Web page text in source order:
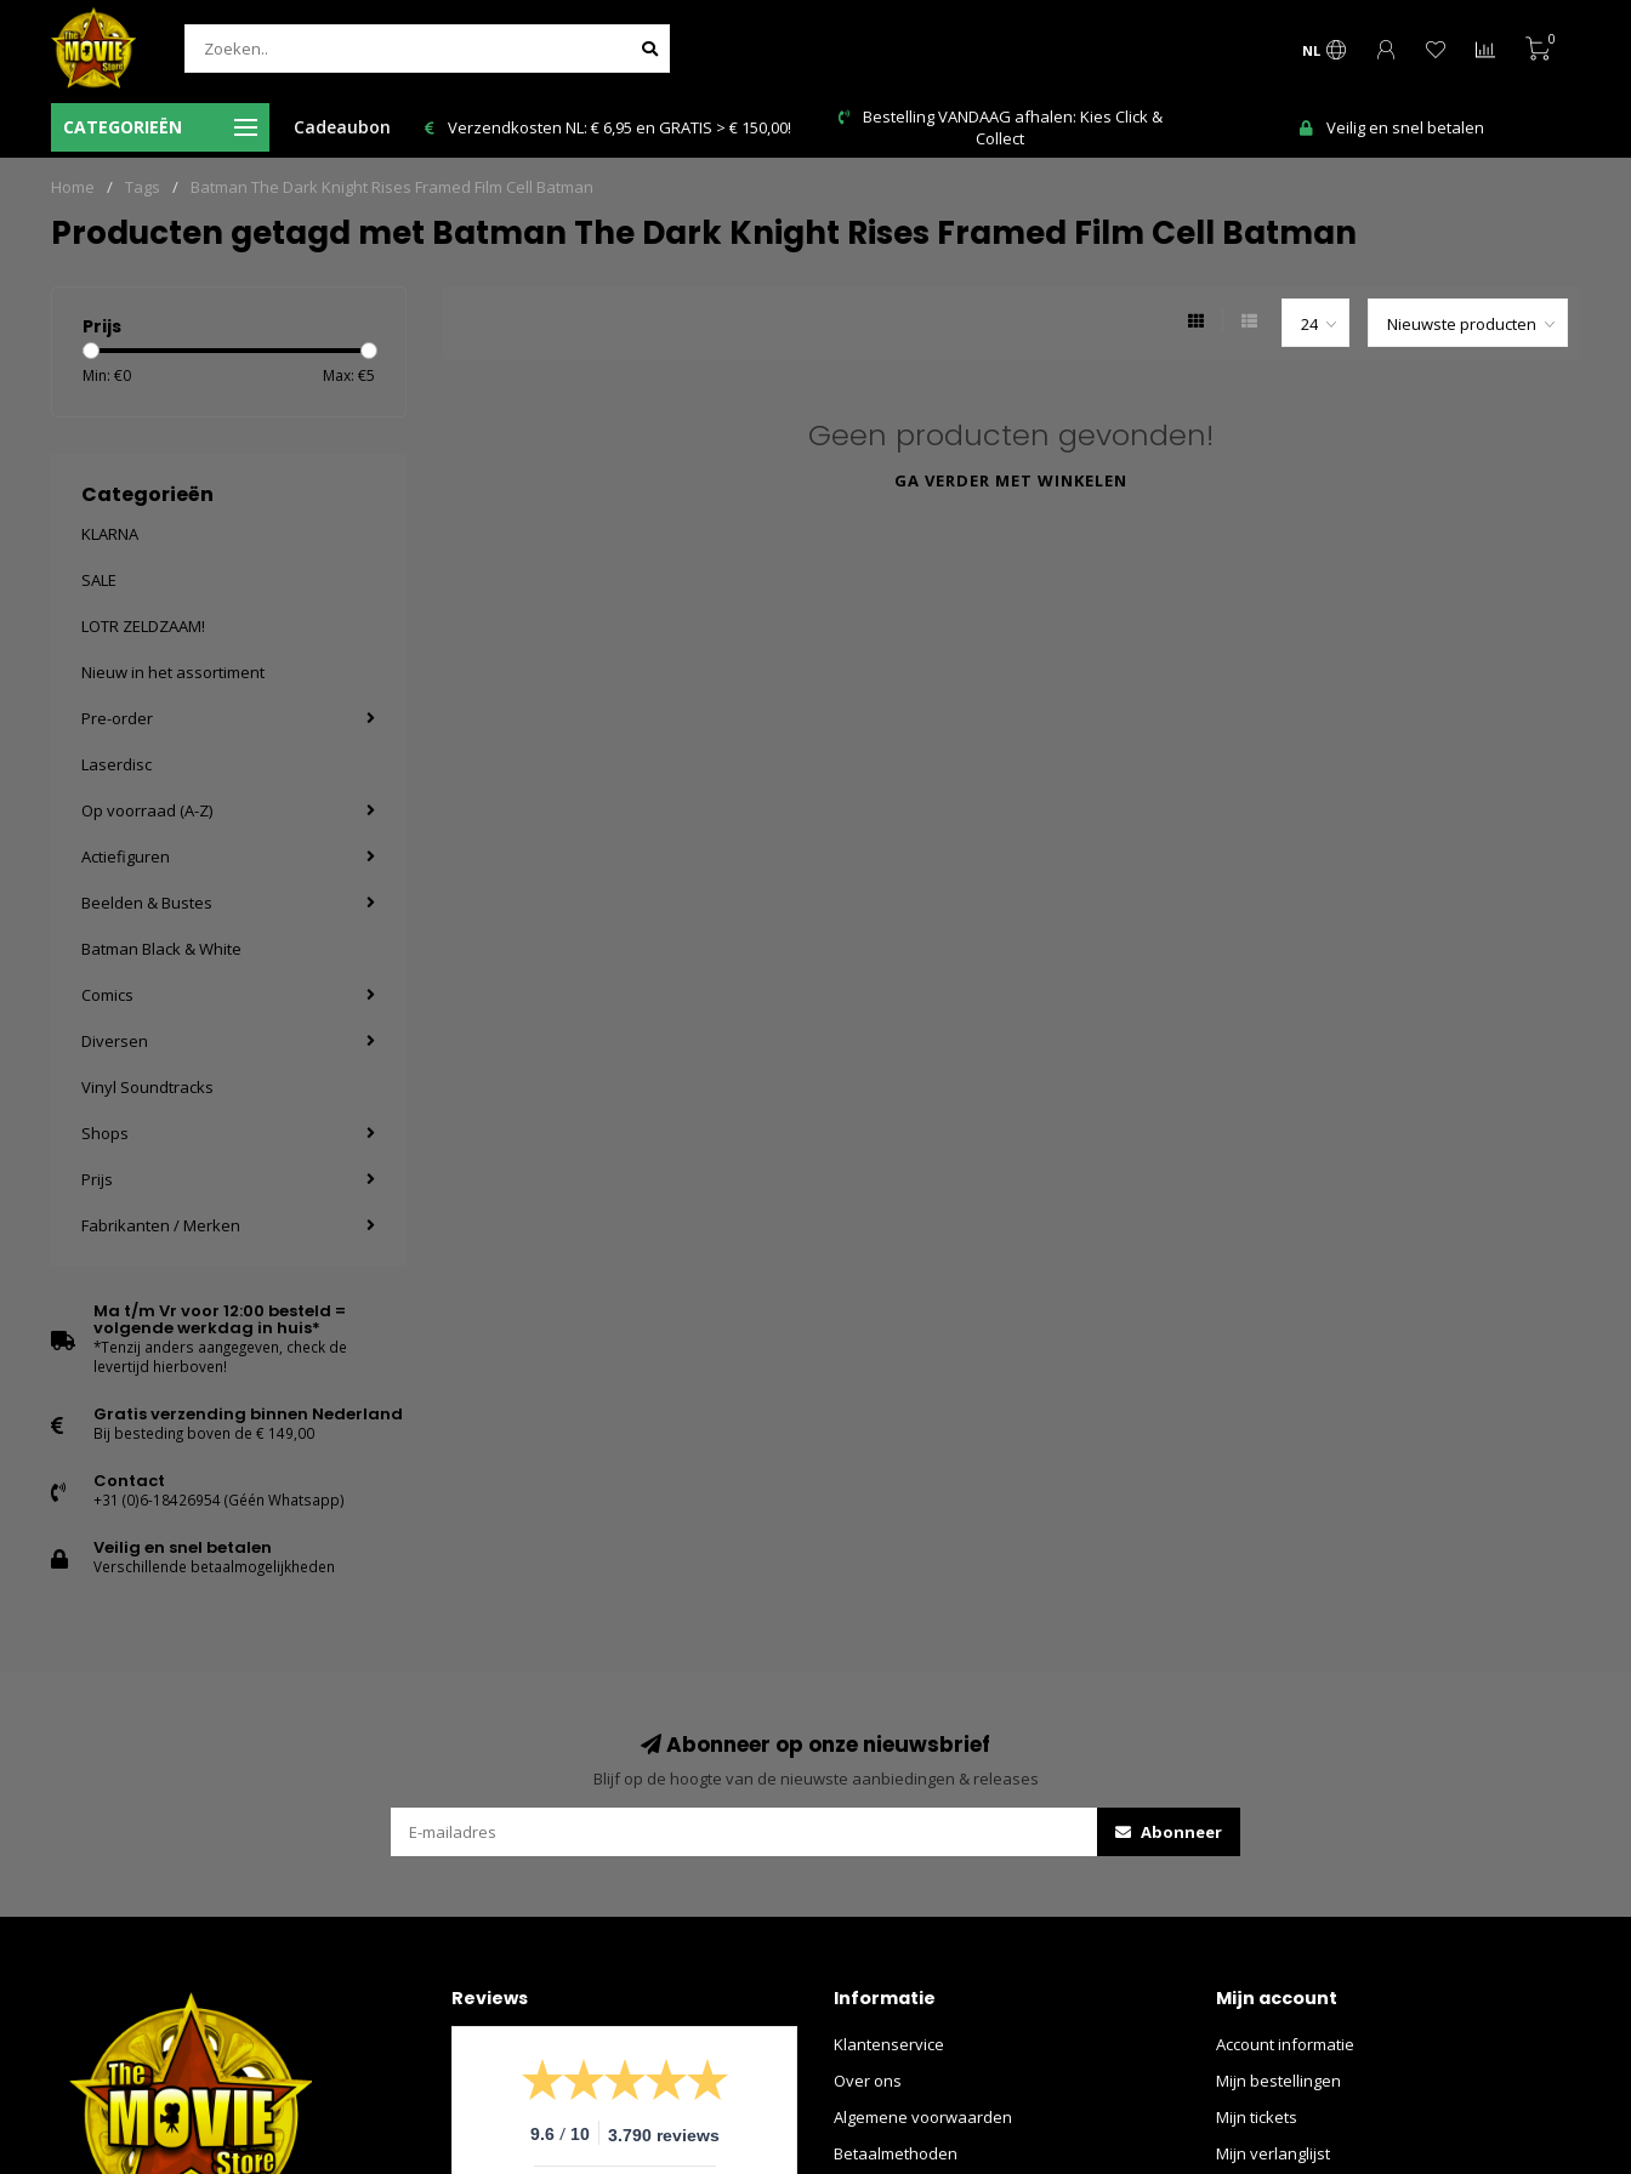
NL
0
CATEGORIEËN Cadeaubon
de volgende Verzendkosten NL: € 6,95 en GRATIS > € 150,00!
Bestelling VANDAAG afhalen: Kies Click &
Collect
Veilig en snel betalen
Ma-Vr voor 12:00 uur besteld = de
werkdag in huis!
Home / Tags / Batman The Dark Knight Rises Framed Film Cell Batman
Producten getagd met Batman The Dark Knight Rises Framed Film Cell Batman
Prijs
Min: €0 Max: €5
Categorieën
KLARNA
SALE
LOTR ZELDZAAM!
Nieuw in het assortiment
Pre-order
Laserdisc
Op voorraad (A-Z)
Actiefiguren
Beelden & Bustes
Batman Black & White
Comics
Diversen
Vinyl Soundtracks
Shops
Prijs
Fabrikanten / Merken
Ma t/m Vr voor 12:00 besteld =
volgende werkdag in huis*
*Tenzij anders aangegeven, check de
levertijd hierboven!
Gratis verzending binnen Nederland
Bij besteding boven de € 149,00
Contact
+31 (0)6-18426954 (Géén Whatsapp)
Veilig en snel betalen
Verschillende betaalmogelijkheden
Geen producten gevonden!
GA VERDER MET WINKELEN
Abonneer op onze nieuwsbrief
Blijf op de hoogte van de nieuwste aanbiedingen & releases
Abonneer
Reviews
9.6 / 10 3.790 reviews
Informatie
Klantenservice
Over ons
Algemene voorwaarden
Betaalmethoden
Mijn account
Account informatie
Mijn bestellingen
Mijn tickets
Mijn verlanglijst